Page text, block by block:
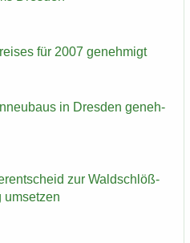
für 2007 ge­neh­migt
in Dres­den ge­neh­
zur Wald­schlöß­
um­set­zen